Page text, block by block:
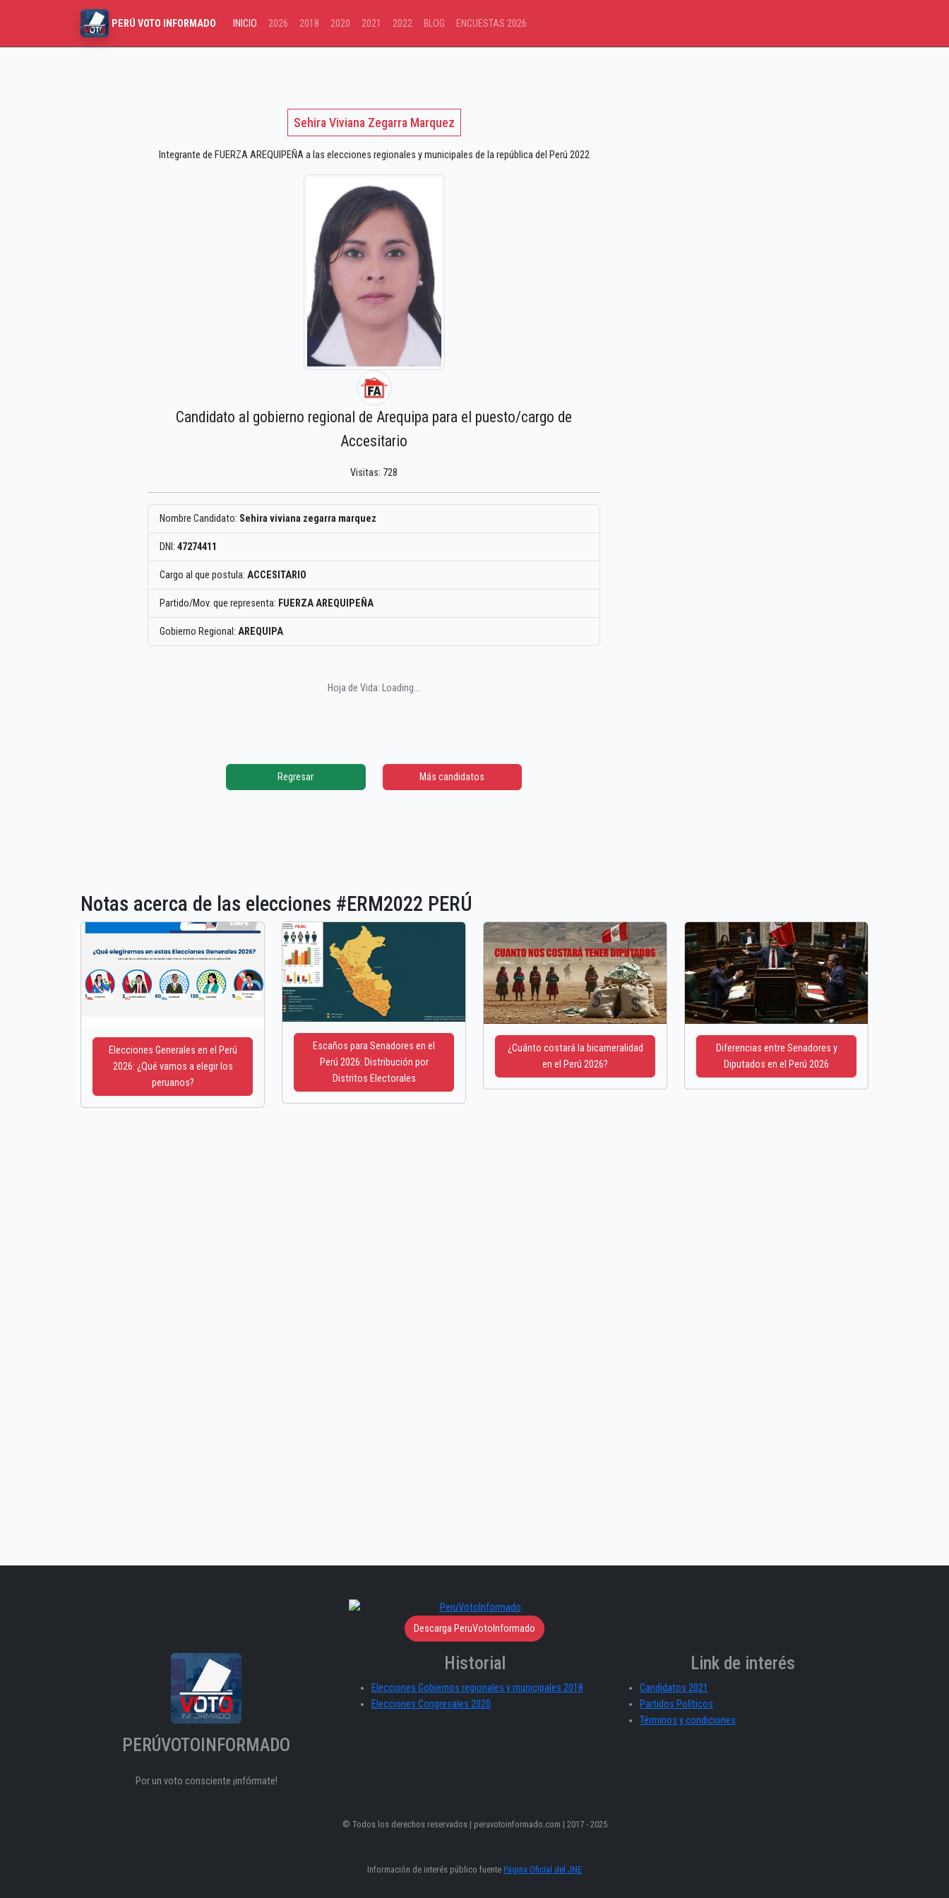
PERÚ VOTO INFORMADO INICIO 2026 2018 2020 2021 2022 BLOG ENCUESTAS 2026
Sehira Viviana Zegarra Marquez
Integrante de FUERZA AREQUIPEÑA a las elecciones regionales y municipales de la república del Perú 2022
Candidato al gobierno regional de Arequipa para el puesto/cargo de
Accesitario
Visitas: 728
Nombre Candidato: Sehira viviana zegarra marquez
DNI: 47274411
Cargo al que postula: ACCESITARIO
Partido/Mov. que representa: FUERZA AREQUIPEÑA
Gobierno Regional: AREQUIPA
Hoja de Vida: Loading...
Regresar Más candidatos
Notas acerca de las elecciones #ERM2022 PERÚ
Elecciones Generales en el Perú
2026: ¿Qué vamos a elegir los
peruanos?
Escaños para Senadores en el
Perú 2026: Distribución por
Distritos Electorales
¿Cuánto costará la bicameralidad
en el Perú 2026?
Diferencias entre Senadores y
Diputados en el Perú 2026
Descarga PeruVotoInformado
PERÚVOTOINFORMADO
Por un voto consciente ¡infórmate!
Historial
Elecciones Gobiernos regionales y municipales 2018
Elecciones Congresales 2020
Link de interés
Candidatos 2021
Partidos Políticos
Términos y condiciones
© Todos los derechos reservados | peruvotoinformado.com | 2017 - 2025
Información de interés público fuente Página Oficial del JNE